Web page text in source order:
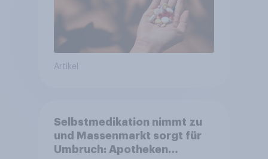
Artikel
Selbstmedikation nimmt zu
und Massenmarkt sorgt für
Umbruch: Apotheken